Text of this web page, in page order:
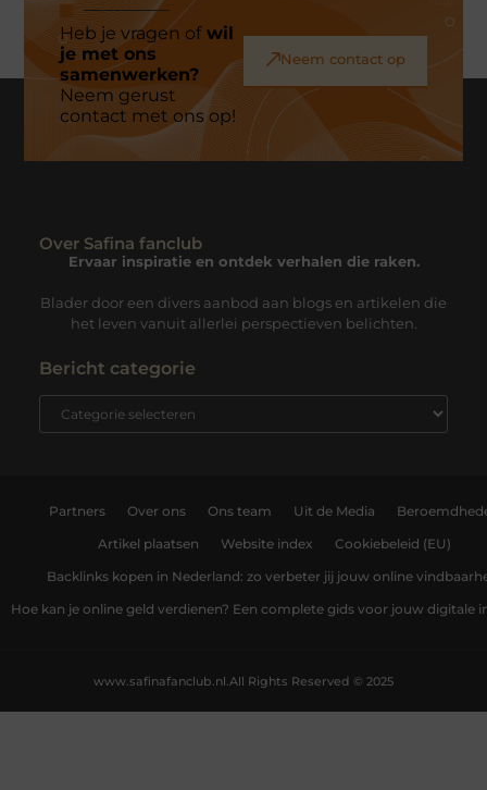
Heb je vragen ofwil
je met ons
samenwerken?
Neem gerust
contact met ons op!
Neem contact op
Over Safina fanclub
Ervaar inspiratie en ontdek verhalen die raken.
Blader door een divers aanbod aan blogs en artikelen die
het leven vanuit allerlei perspectieven belichten.
Bericht categorie
Partners Over ons Ons team Uit de Media
Artikel plaatsen Website index Cookiebeleid (EU)
Backlinks kopen in Nederland: zo verbeter jij jouw online
Hoe kan je online geld verdienen? Een complete gids voor jouw digitale
All Rights Reserved © 2025
www.safinafanclub.nl.